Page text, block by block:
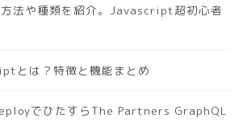
法や種類を紹介。Javascript超初心者
とは？特徴と機能まとめ
でひたすらThe Partners GraphQL